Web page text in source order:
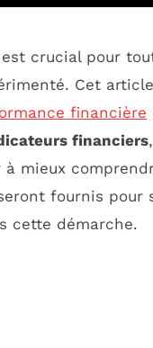
est crucial pour
Cet
financière
financiers
mieux
fournis pour
cette démarche.